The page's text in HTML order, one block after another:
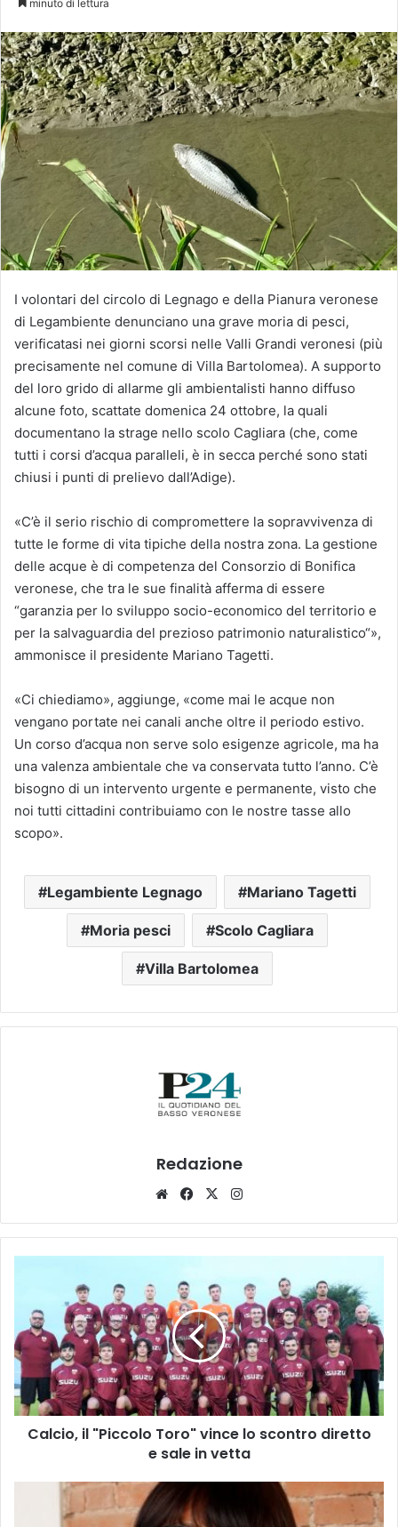
minuto di lettura
I volontari del circolo di Legnago e della Pianura veronese
di Legambiente denunciano una grave moria di pesci,
verificatasi nei giorni scorsi nelle Valli Grandi veronesi (più
precisamente nel comune di Villa Bartolomea). A supporto
del loro grido di allarme gli ambientalisti hanno diffuso
alcune foto, scattate domenica 24 ottobre, la quali
documentano la strage nello scolo Cagliara (che, come
tutti i corsi d’acqua paralleli, è in secca perché sono stati
chiusi i punti di prelievo dall’Adige).
«C’è il serio rischio di compromettere la sopravvivenza di
tutte le forme di vita tipiche della nostra zona. La gestione
delle acque è di competenza del Consorzio di Bonifica
veronese, che tra le sue finalità afferma di essere
“garanzia per lo sviluppo socio-economico del territorio e
per la salvaguardia del prezioso patrimonio naturalistico“»,
ammonisce il presidente Mariano Tagetti.
«Ci chiediamo», aggiunge, «come mai le acque non
vengano portate nei canali anche oltre il periodo estivo.
Un corso d’acqua non serve solo esigenze agricole, ma ha
una valenza ambientale che va conservata tutto l’anno. C’è
bisogno di un intervento urgente e permanente, visto che
noi tutti cittadini contribuiamo con le nostre tasse allo
scopo».
Legambiente Legnago Mariano Tagetti
Moria pesci Scolo Cagliara
Villa Bartolomea
Redazione
WebsiteFacebook
X
Toro"
vince
lo
scontro
diretto
e
saleCalcio, il "Piccolo Toro" vince lo scontro diretto
e sale in vetta